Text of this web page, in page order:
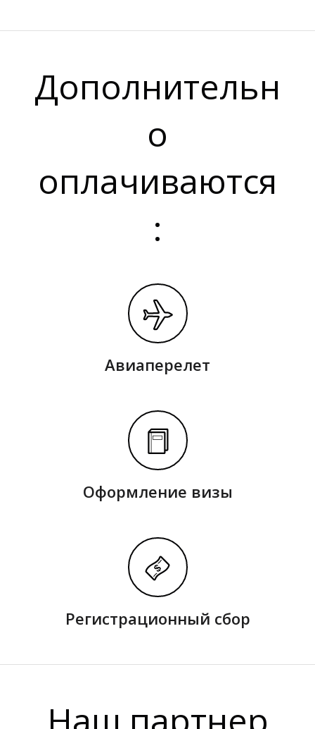
Дополнительн
о
оплачиваются
:
Авиаперелет
Оформление визы
Регистрационный сбор